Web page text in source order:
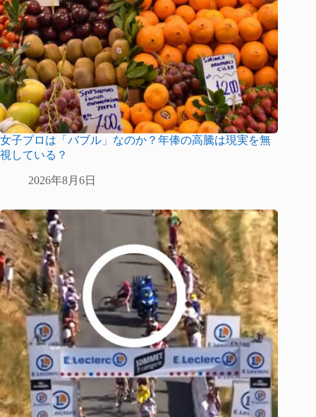
女子プロは「バブル」なのか？年俸の高騰は現実を無
視している？
2026年8月6日